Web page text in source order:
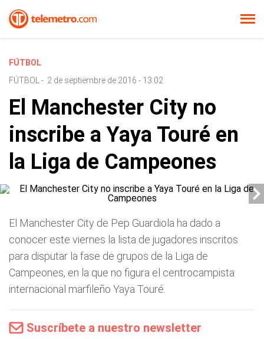
FÚTBOL
FÚTBOL
- 2 de septiembre de 2016 - 13:02
El Manchester City no
inscribe a Yaya Touré en
la Liga de Campeones
El Manchester City de Pep Guardiola ha dado a
conocer este viernes la lista de jugadores inscritos
para disputar la fase de grupos de la Liga de
Campeones, en la que no figura el centrocampista
internacional marfileño Yaya Touré.
Suscríbete a nuestro newsletter